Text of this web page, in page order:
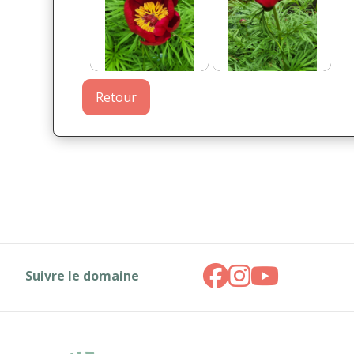
Retour
Suivre le domaine